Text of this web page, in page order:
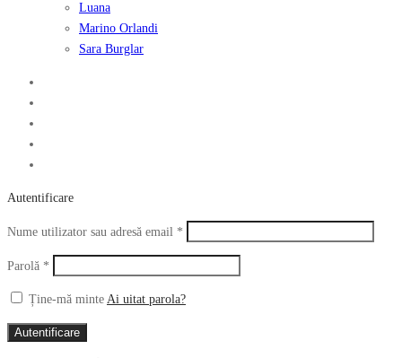
Luana
Marino Orlandi
Sara Burglar
Autentificare
Nume utilizator sau adresă email *
Parolă *
Ține-mă minte Ai uitat parola?
Autentificare